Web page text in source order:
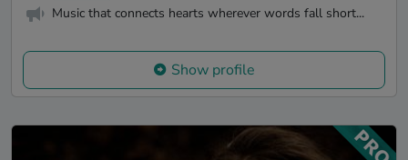
Music that connects hearts wherever words fall short...
Show profile